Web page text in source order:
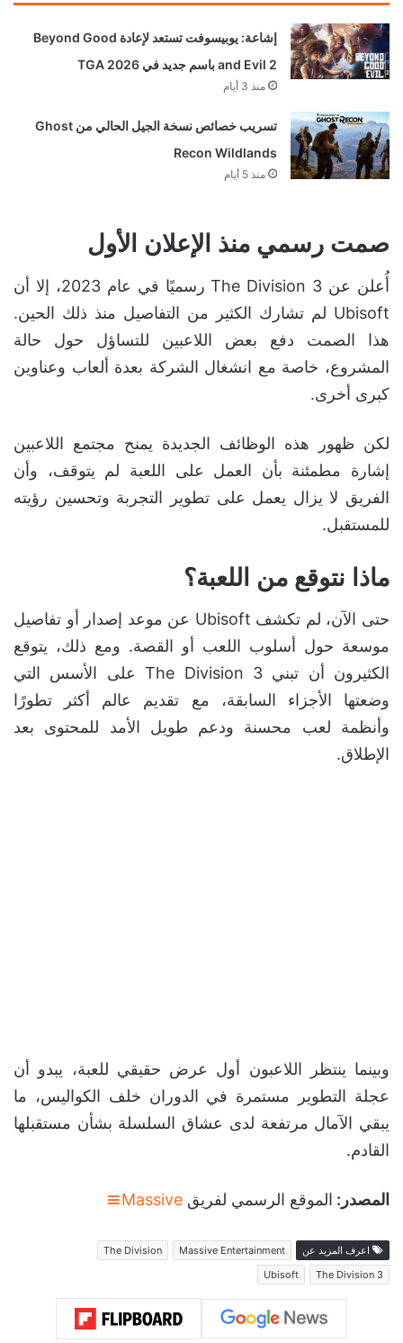
إشاعة: يوبيسوفت تستعد لإعادة Beyond Good
and Evil 2 باسم جديد في TGA 2026
منذ 3 أيام
تسريب خصائص نسخة الجيل الحالي من Ghost
Recon Wildlands
منذ 5 أيام
صمت رسمي منذ الإعلان الأول
أُعلن عن The Division 3 رسميًا في عام 2023، إلا أن
Ubisoft لم تشارك الكثير من التفاصيل منذ ذلك الحين.
هذا الصمت دفع بعض اللاعبين للتساؤل حول حالة
المشروع، خاصة مع انشغال الشركة بعدة ألعاب وعناوين
كبرى أخرى.
لكن ظهور هذه الوظائف الجديدة يمنح مجتمع اللاعبين
إشارة مطمئنة بأن العمل على اللعبة لم يتوقف، وأن
الفريق لا يزال يعمل على تطوير التجربة وتحسين رؤيته
للمستقبل.
ماذا نتوقع من اللعبة؟
حتى الآن، لم تكشف Ubisoft عن موعد إصدار أو تفاصيل
موسعة حول أسلوب اللعب أو القصة. ومع ذلك، يتوقع
الكثيرون أن تبني The Division 3 على الأسس التي
وضعتها الأجزاء السابقة، مع تقديم عالم أكثر تطورًا
وأنظمة لعب محسنة ودعم طويل الأمد للمحتوى بعد
الإطلاق.
وبينما ينتظر اللاعبون أول عرض حقيقي للعبة، يبدو أن
عجلة التطوير مستمرة في الدوران خلف الكواليس، ما
يبقي الآمال مرتفعة لدى عشاق السلسلة بشأن مستقبلها
القادم.
المصدر: الموقع الرسمي لفريق Massive
اعرف المزيد عن Massive Entertainment
The Division
The Division 3
Ubisoft